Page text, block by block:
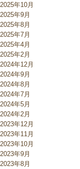
2025年10月
2025年9月
2025年8月
2025年7月
2025年4月
2025年2月
2024年12月
2024年9月
2024年8月
2024年7月
2024年5月
2024年2月
2023年12月
2023年11月
2023年10月
2023年9月
2023年8月